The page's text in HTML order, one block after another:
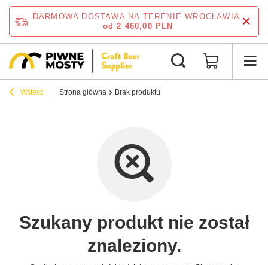
DARMOWA DOSTAWA NA TERENIE WROCŁAWIA
od 2 460,00 PLN
Wstecz Strona główna Brak produktu
Szukany produkt nie został
znaleziony.